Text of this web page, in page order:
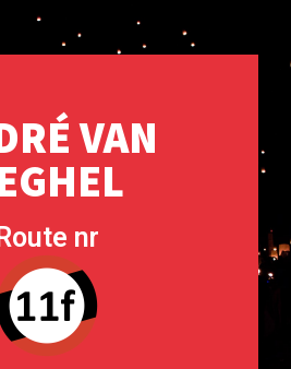
VAN
Route nr